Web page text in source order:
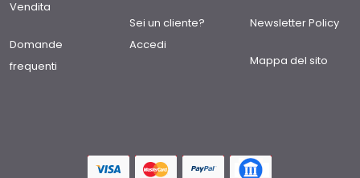
Vendita
Domande
frequenti
Sei un cliente?
Accedi
Newsletter Policy
Mappa del sito